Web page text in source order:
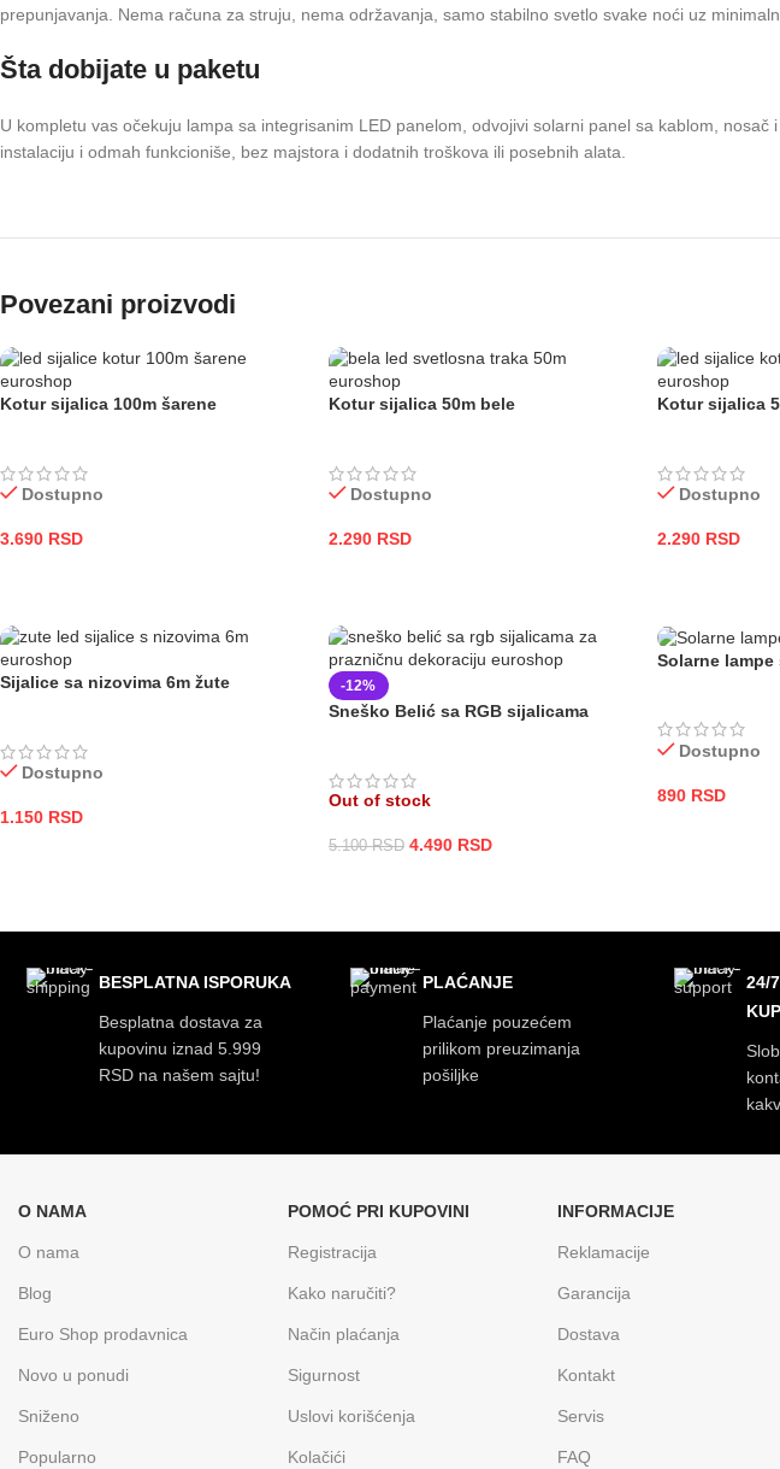
prepunjavanja. Nema računa za struju, nema održavanja, samo stabilno svetlo svake noći uz
Šta dobijate u paketu
U kompletu vas očekuju lampa sa integrisanim LED panelom, odvojivi solarni panel sa kablom,
instalaciju i odmah funkcioniše, bez majstora i dodatnih troškova ili posebnih alata.
Povezani proizvodi
Kotur sijalica 100m šarene
Dostupno
3.690 RSD
Kotur sijalica 50m bele
Dostupno
2.290 RSD
Kotur sijalica
Dostupno
2.290 RSD
Sijalice sa nizovima 6m žute
Dostupno
1.150 RSD
-12%
Sneško Belić sa RGB sijalicama
Out of stock
5.100RSD 4.490 RSD
Solarne
Dostupno
890 RSD
BESPLATNA ISPORUKA
Besplatna dostava za
kupovinu iznad 5.999
RSD na našem sajtu!
PLAĆANJE
Plaćanje pouzećem
prilikom preuzimanja
pošiljke
24/
O NAMA
O nama
Blog
Euro Shop prodavnica
Novo u ponudi
Sniženo
Popularno
POMOĆ PRI KUPOVINI
Registracija
Kako naručiti?
Način plaćanja
Sigurnost
Uslovi korišćenja
Kolačići
INFORMACIJE
Reklamacije
Garancija
Dostava
Kontakt
Servis
FAQ